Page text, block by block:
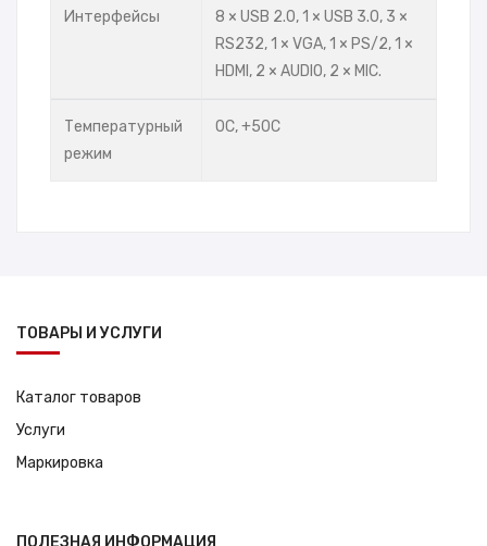
Интерфейсы
8 × USB 2.0, 1 × USB 3.0, 3 ×
RS232, 1 × VGA, 1 × PS/2, 1 ×
HDMI, 2 × AUDIO, 2 × MIC.
Температурный
режим
0С, +50С
ТОВАРЫ И УСЛУГИ
Каталог товаров
Услуги
Маркировка
ПОЛЕЗНАЯ ИНФОРМАЦИЯ